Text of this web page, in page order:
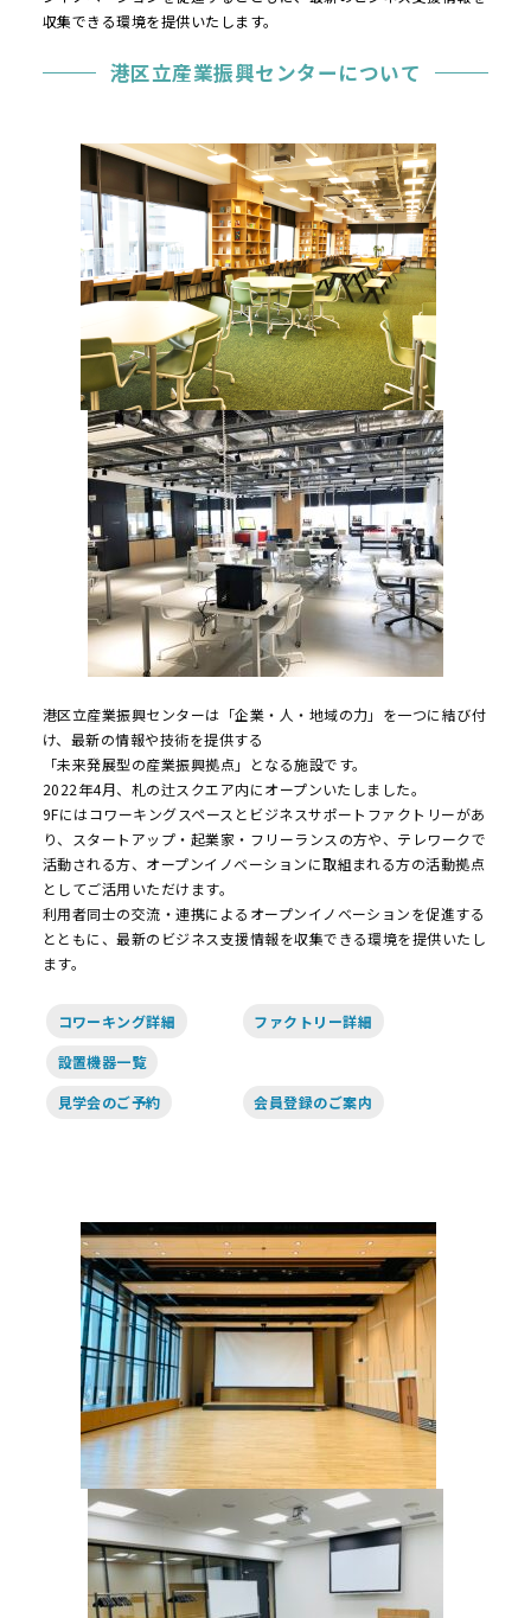
収集できる環境を提供いたします。
港区立産業振興センターについて
港区立産業振興センターは「企業・人・地域の力」を一つに結び付
け、最新の情報や技術を提供する
「未来発展型の産業振興拠点」となる施設です。
2022年4月、札の辻スクエア内にオープンいたしました。
9Fにはコワーキングスペースとビジネスサポートファクトリーがあ
り、スタートアップ・起業家・フリーランスの方や、テレワークで
活動される方、オープンイノベーションに取組まれる方の活動拠点
としてご活用いただけます。
利用者同士の交流・連携によるオープンイノベーションを促進する
とともに、最新のビジネス支援情報を収集できる環境を提供いたし
ます。
コワーキング詳細 ファクトリー詳細
設置機器一覧
見学会のご予約 会員登録のご案内